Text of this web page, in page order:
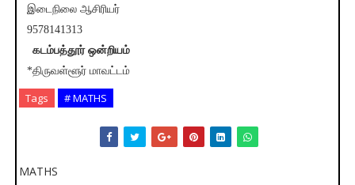
இடைநிலை ஆசிரியர்
9578141313
கடம்பத்தூர் ஒன்றியம்*
*திருவள்ளூர் மாவட்டம்
Tags # MATHS
MATHS